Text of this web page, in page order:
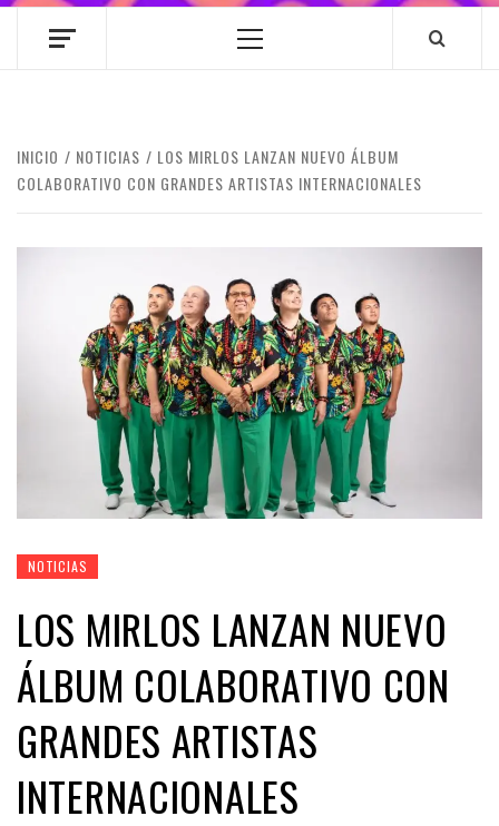
Menú
INICIO NOTICIAS
LOS MIRLOS LANZAN NUEVO ÁLBUM
COLABORATIVO CON GRANDES ARTISTAS INTERNACIONALES
NOTICIAS
LOS MIRLOS LANZAN NUEVO
ÁLBUM COLABORATIVO CON
GRANDES ARTISTAS
INTERNACIONALES